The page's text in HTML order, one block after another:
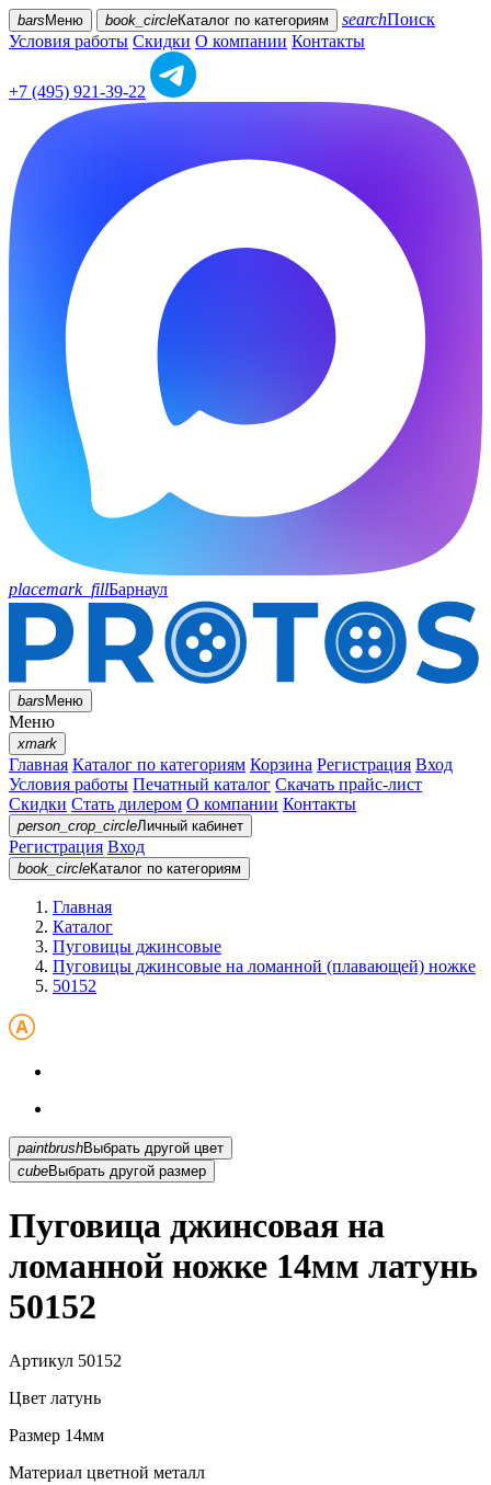
bars Меню book_circleКаталог по категориям searchПоиск
Условия работы Скидки О компании Контакты
+7 (495) 921-39-22
placemark_fillБарнаул
barsМеню
Меню
xmark
Главная Каталог по категориям Корзина Регистрация Вход
Условия работы Печатный каталог Скачать прайс-лист
Скидки Стать дилером О компании Контакты
person_crop_circleЛичный кабинет
Регистрация Вход
book_circleКаталог по категориям
Главная
Каталог
Пуговицы джинсовые
Пуговицы джинсовые на ломанной (плавающей) ножке
50152
paintbrush
Выбрать другой цвет
cubeВыбрать другой размер
Пуговица джинсовая на
ломанной ножке 14мм латунь
50152
Артикул 50152
Цвет латунь
Размер 14мм
Материал цветной металл